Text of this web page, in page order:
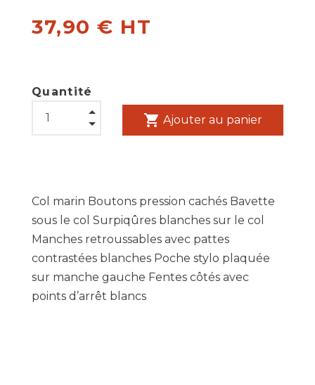
37,90 € HT
Quantité
shopping_cart Ajouter au panier
Col marin Boutons pression cachés Bavette
sous le col Surpiqûres blanches sur le col
Manches retroussables avec pattes
contrastées blanches Poche stylo plaquée
sur manche gauche Fentes côtés avec
points d’arrêt blancs